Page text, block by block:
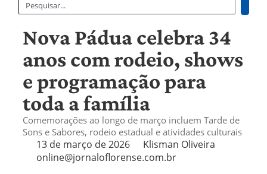
Nova Pádua celebra 34
anos com rodeio, shows
e programação para
toda a família
Comemorações ao longo de março incluem Tarde de
Sons e Sabores, rodeio estadual e atividades culturais
13 de março de 2026
Klisman Oliveira
online@jornaloflorense.com.br